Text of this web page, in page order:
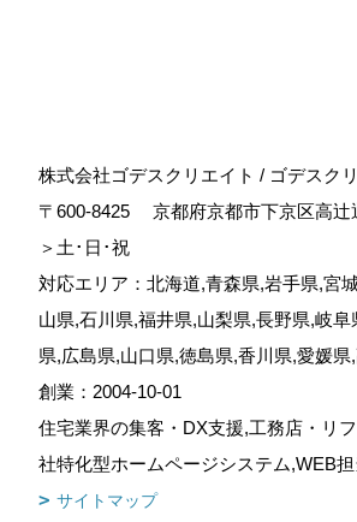
株式会社ゴデスクリエイト / ゴデスク
〒600-8425
京都府京都市下京区高
＞土･日･祝
対応エリア：北海道,青森県,岩手県,宮
山県,石川県,福井県,山梨県,長野県,岐
県,広島県,山口県,徳島県,香川県,愛媛
創業：2004-10-01
住宅業界の集客・DX支援,工務店・リ
社特化型ホームページシステム,WEB
サイトマップ